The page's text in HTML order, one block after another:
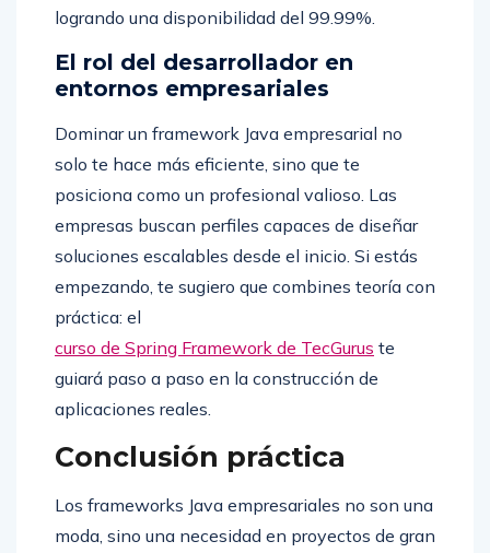
logrando una disponibilidad del 99.99%.
El rol del desarrollador en
entornos empresariales
Dominar un framework Java empresarial no
solo te hace más eficiente, sino que te
posiciona como un profesional valioso. Las
empresas buscan perfiles capaces de diseñar
soluciones escalables desde el inicio. Si estás
empezando, te sugiero que combines teoría con
práctica: el
curso de Spring Framework de TecGurus te
guiará paso a paso en la construcción de
aplicaciones reales.
Conclusión práctica
Los frameworks Java empresariales no son una
moda, sino una necesidad en proyectos de gran